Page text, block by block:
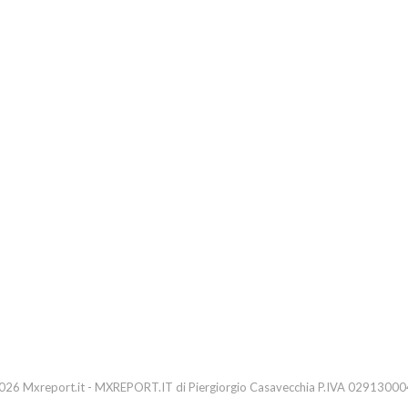
Mxreport.it - MXREPORT.IT di Piergiorgio Casavecchia P.IVA